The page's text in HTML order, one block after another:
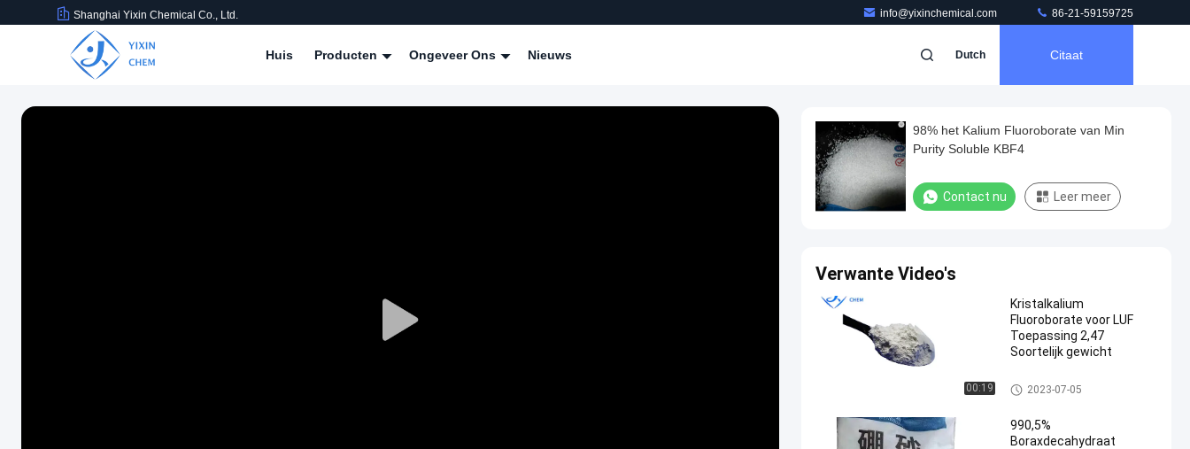
Shanghai Yixin Chemical Co., Ltd. info@yixinchemical.com 86-21-59159725
Huis Producten Ongeveer Ons Nieuws Dutch Citaat
Play
98% het Kalium Fluoroborate van Min
Purity Soluble KBF4
Contact nu Leer meer
Verwante Video's
00:19
Kristalkalium
Fluoroborate voor LUF
Toepassing 2,47
Soortelijk gewicht
Potassium Fluoroborate
2023-07-05
990,5%
Boraxdecahydraat